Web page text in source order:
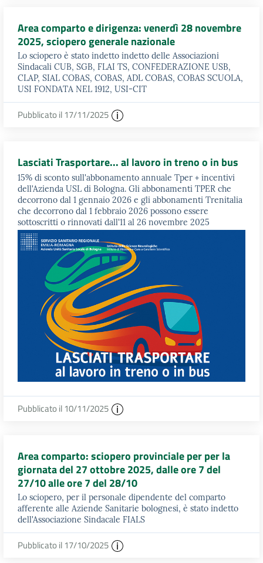
Area comparto e dirigenza: venerdì 28 novembre
2025, sciopero generale nazionale
Lo sciopero è stato indetto indetto delle Associazioni
Sindacali CUB, SGB, FLAI TS, CONFEDERAZIONE USB,
CLAP, SIAL COBAS, COBAS, ADL COBAS, COBAS SCUOLA,
USI FONDATA NEL 1912, USI-CIT
Pubblicato il 17/11/2025
Lasciati Trasportare... al lavoro in treno o in bus
15% di sconto sull'abbonamento annuale Tper + incentivi
dell'Azienda USL di Bologna. Gli abbonamenti TPER che
decorrono dal 1 gennaio 2026 e gli abbonamenti Trenitalia
che decorrono dal 1 febbraio 2026 possono essere
sottoscritti o rinnovati dall'11 al 26 novembre 2025
Pubblicato il 10/11/2025
Area comparto: sciopero provinciale per per la
giornata del 27 ottobre 2025, dalle ore 7 del
27/10 alle ore 7 del 28/10
Lo sciopero, per il personale dipendente del comparto
afferente alle Aziende Sanitarie bolognesi, è stato indetto
dell'Associazione Sindacale FIALS
Pubblicato il 17/10/2025